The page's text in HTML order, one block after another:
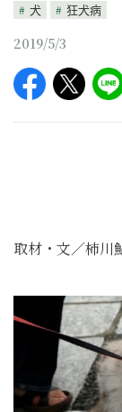
犬
狂犬病
2019/5/3
取材・文／柿